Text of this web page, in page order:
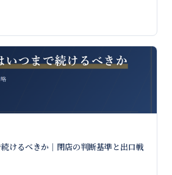
けるべきか｜閉店の判断基準と出口戦